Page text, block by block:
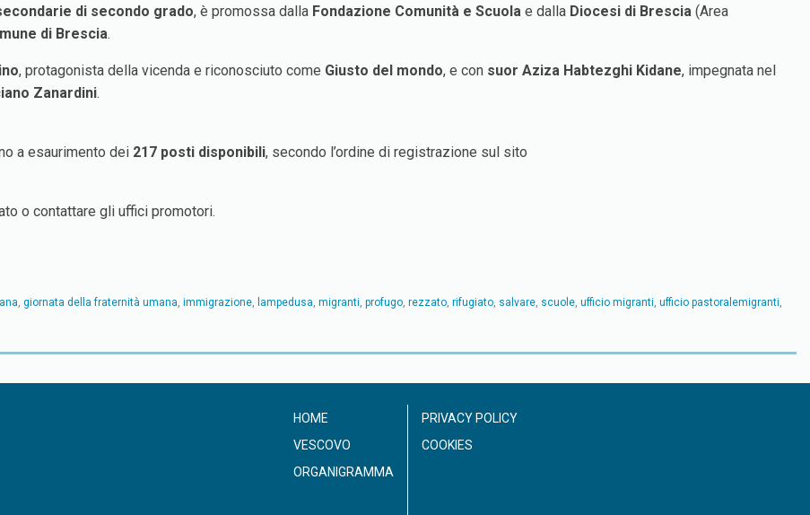
di secondo grado, è promossa dalla Fondazione Comunità e Scuola e dalla Diocesi di Brescia (Area
di Brescia.
, protagonista della vicenda e riconosciuto come Giusto del mondo, e con suor Aziza Habtezghi Kidane, impegnata nel
Zanardini.
a esaurimento dei 217 posti disponibili, secondo l’ordine di registrazione sul sito
o contattare gli uffici promotori.
, giornata della fraternità umana, immigrazione, lampedusa, migranti, profugo, rezzato, rifugiato, salvare, scuole, ufficio migranti, ufficio pastoralemigranti,
HOME
VESCOVO
ORGANIGRAMMA
PRIVACY POLICY
COOKIES